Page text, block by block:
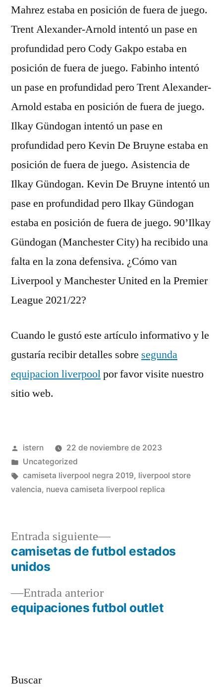
Mahrez estaba en posición de fuera de juego.
Trent Alexander-Arnold intentó un pase en
profundidad pero Cody Gakpo estaba en
posición de fuera de juego. Fabinho intentó
un pase en profundidad pero Trent Alexander-
Arnold estaba en posición de fuera de juego.
Ilkay Gündogan intentó un pase en
profundidad pero Kevin De Bruyne estaba en
posición de fuera de juego. Asistencia de
Ilkay Gündogan. Kevin De Bruyne intentó un
pase en profundidad pero Ilkay Gündogan
estaba en posición de fuera de juego. 90’Ilkay
Gündogan (Manchester City) ha recibido una
falta en la zona defensiva. ¿Cómo van
Liverpool y Manchester United en la Premier
League 2021/22?
Cuando le gustó este artículo informativo y le
gustaría recibir detalles sobre segunda
equipacion liverpoolpor favor visite nuestro
sitio web.
Publicado
por
istern
22 de noviembre de 2023
Publicado
en
Uncategorized
Etiquetas:
camiseta liverpool negra 2019, liverpool store
valencia, nueva camiseta liverpool replica
Navegación
entradas
Entrada anteriorEntrada
anterior:
equipaciones futbol outlet
Entrada siguiente
Entrada
siguiente:
camisetas de futbol estados
unidos
Buscar